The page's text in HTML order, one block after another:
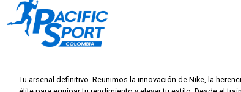
Tu arsenal definitivo. Reunimos la innovación de Nike, la